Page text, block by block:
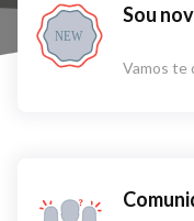
NEW
Sou
Vamos te